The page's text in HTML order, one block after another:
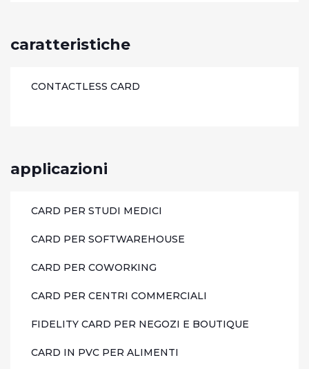
caratteristiche
CONTACTLESS CARD
applicazioni
CARD PER STUDI MEDICI
CARD PER SOFTWAREHOUSE
CARD PER COWORKING
CARD PER CENTRI COMMERCIALI
FIDELITY CARD PER NEGOZI E BOUTIQUE
CARD IN PVC PER ALIMENTI